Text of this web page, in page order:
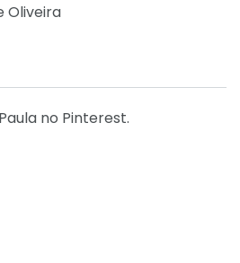
Oliveira
no Pinterest.